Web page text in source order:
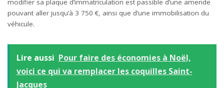
modifier sa plaque d’immatriculation est passible d’une amende
pouvant aller jusqu’à 3 750 €, ainsi que d’une immobilisation du
véhicule.
Lire aussi Pour faire des économies à Noël,
voici ce qui va remplacer les coquilles Saint-
Jacques